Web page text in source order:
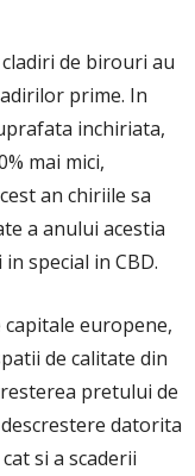
de birouri au
prime. In
inchiriata,
mai mici,
an chiriile sa
a anului acestia
special in CBD.
capitale europene,
de calitate din
pretului de
datorita
si a scaderii